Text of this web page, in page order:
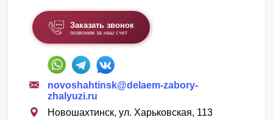
Заказать звонок
позвоним за наш счет
novoshahtinsk@delaem-zabory-
zhalyuzi.ru
Новошахтинск, ул. Харьковская, 113